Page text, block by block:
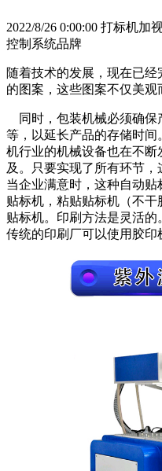
2022/8/26 0:00:00 打标机
控制系统品牌
随着技术的发展，现在已
的图案，这些图案不仅美观
同时，包装机械必须确保
等，以延长产品的存储时
机行业的机械设备也在不
及。只要实现了所有环节，
当企业满意时，这种自动
贴标机，粘贴贴标机（不
贴标机。印刷方法是灵活的
传统的印刷厂可以使用胶印